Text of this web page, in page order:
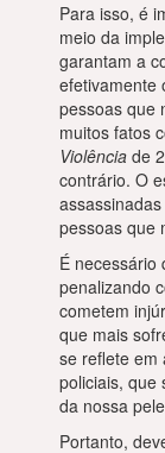
Para isso, é
meio da
garantam a
efetivamente
pessoas que
muitos fatos
Violência de
contrário. O
pessoas que
É necessário
penalizando
cometem
que mais
se reflete em
policiais, que
da nossa
Portanto,